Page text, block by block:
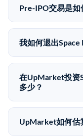
易商，自2019年
动性低，意味着没
资者应做好可能全
资轮次之间可能大
Pre-IPO交易是如
在Pre-IPO交易中
股东（如员工、早
为FINRA注册的经
理合规、文件和结
我如何退出
Pre-IPO持股主要
售给其他买家，或
种途径都受限于转
做好多年持有的准
在UpMarket投资
多少？
UpMarket上大多
50,000美元。具体
UpMarket如何估